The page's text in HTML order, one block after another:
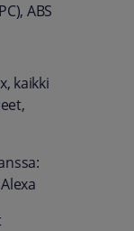
ABS
kaikki